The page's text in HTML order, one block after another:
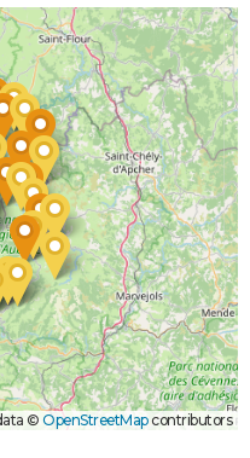
© OpenStreetMapcontributors